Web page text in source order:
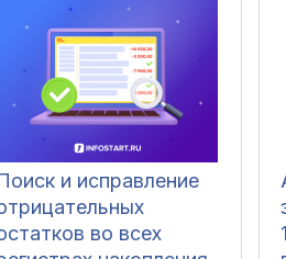
и исправление
во всех